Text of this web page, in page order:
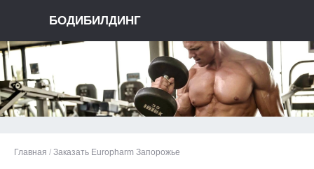
БОДИБИЛДИНГ
Главная / Заказать Europharm Запорожье